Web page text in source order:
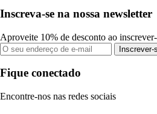
Inscreva-se na nossa newsletter
Aproveite 10% de desconto ao
Inscrever-
Fique conectado
Encontre-nos nas redes sociais